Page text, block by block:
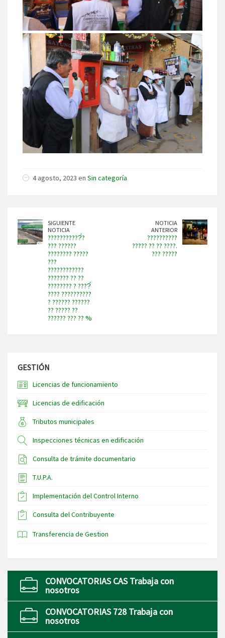
4 agosto, 2023 en Sin categoría
SIGUIENTE
NOTICIA
???????????́?
??? ??????
???????? ?????
???
????????????
??????? ?? ??
???????? ? ????́
???? ??????????
? ?????? ??????
?? ????? ??
?????? ??? ?? %
NOTICIA
ANTERIOR
??????????
????? ?? ?? ????.
??? ?????
GESTIÓN
Licencias de funcionamiento
Licencias de edificación
Tributos municipales
Inspecciones técnicas en edificación
Consulta de trámite documentario
T.U.P.A.
Implementación del Control Interno
Consulta del Contribuyente
Transferencia de Gestion
CONVOCATORIAS CAS Trabaja con
nosotros
CONVOCATORIAS 728 Trabaja con
nosotros